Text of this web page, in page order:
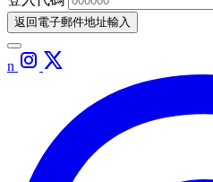
返回電子郵件地址輸入
n